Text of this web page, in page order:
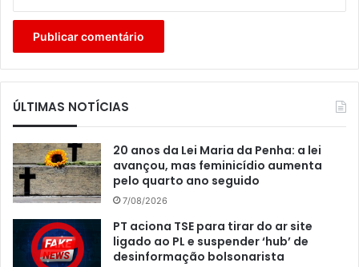
ÚLTIMAS NOTÍCIAS
20 anos da Lei Maria da Penha: a lei
avançou, mas feminicídio aumenta
pelo quarto ano seguido
7/08/2026
PT aciona TSE para tirar do ar site
ligado ao PL e suspender ‘hub’ de
desinformação bolsonarista